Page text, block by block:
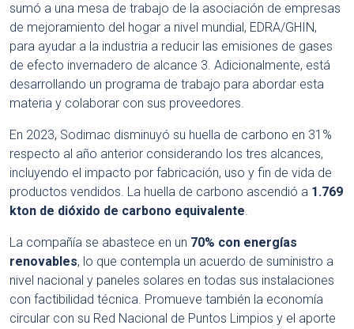
sumó a una mesa de trabajo de la asociación de empresas
de mejoramiento del hogar a nivel mundial, EDRA/GHIN,
para ayudar a la industria a reducir las emisiones de gases
de efecto invernadero de alcance 3. Adicionalmente, está
desarrollando un programa de trabajo para abordar esta
materia y colaborar con sus proveedores.
En 2023, Sodimac disminuyó su huella de carbono en 31%
respecto al año anterior considerando los tres alcances,
incluyendo el impacto por fabricación, uso y fin de vida de
productos vendidos. La huella de carbono ascendió a 1.769
kton de dióxido de carbono equivalente.
La compañía se abastece en un 70% con energías
renovables, lo que contempla un acuerdo de suministro a
nivel nacional y paneles solares en todas sus instalaciones
con factibilidad técnica. Promueve también la economía
circular con su Red Nacional de Puntos Limpios y el aporte